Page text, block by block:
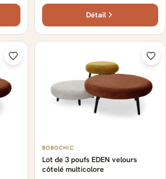
Détail
BOBOCHIC
Lot de 3 poufs EDEN velours
côtelé multicolore